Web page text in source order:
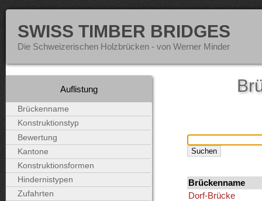
SWISS TIMBER BRIDGES
Die Schweizerischen Holzbrücken - von Werner Minder
Brückenname
Dorf-Brücke
Auflistung
Brückenname
Konstruktionstyp
Bewertung
Kantone
Konstruktionsformen
Hindernistypen
Zufahrten